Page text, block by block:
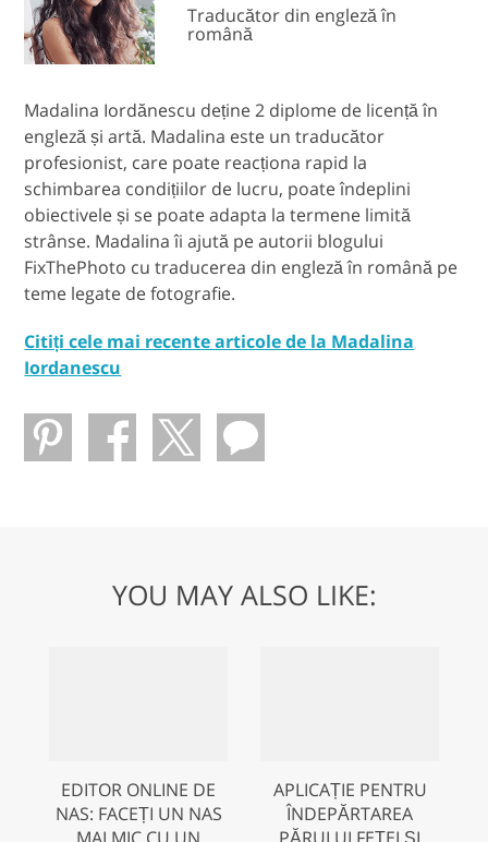
Traducător din engleză în
română
Madalina Iordănescu deține 2 diplome de licență în
engleză și artă. Madalina este un traducător
profesionist, care poate reacționa rapid la
schimbarea condițiilor de lucru, poate îndeplini
obiectivele și se poate adapta la termene limită
strânse. Madalina îi ajută pe autorii blogului
FixThePhoto cu traducerea din engleză în română pe
teme legate de fotografie.
Citiți cele mai recente articole de la Madalina
Iordanescu
YOU MAY ALSO LIKE:
EDITOR ONLINE DE
NAS: FACEȚI UN NAS
APLICAȚIE PENTRU
ÎNDEPĂRTAREA